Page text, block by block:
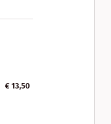
€ 13,50